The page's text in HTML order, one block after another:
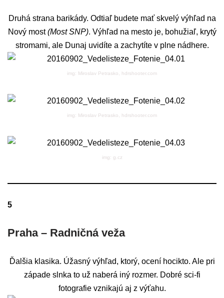
Druhá strana barikády. Odtiaľ budete mať skvelý výhľad na
Nový most(Most SNP). Výhľad na mesto je, bohužiaľ, krytý
stromami, ale Dunaj uvidíte a zachytíte v plne nádhere.
img: Miroslav Petrasko, hdrshooter.com
img: Miroslav Petrasko, hdrshooter.com
img: g.cz
5
Praha – Radničná veža
Ďalšia klasika. Úžasný výhľad, ktorý, ocení hocikto. Ale pri
západe slnka to už naberá iný rozmer. Dobré sci-fi
fotografie vznikajú aj z výťahu.